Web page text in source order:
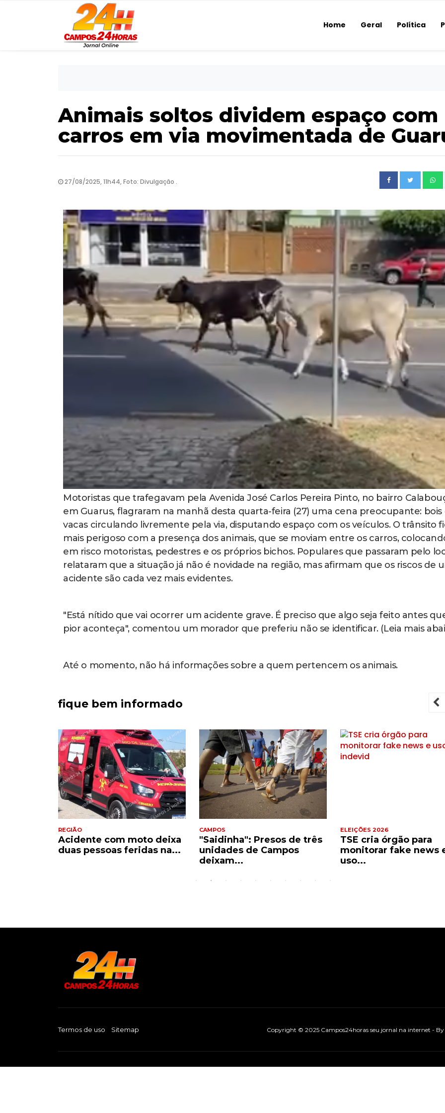
Home Geral Política
Animais soltos dividem espaço com
carros em via movimentada de
27/08/2025, 11h44, Foto: Divulgação .
Motoristas que trafegavam pela Avenida José Carlos Pereira Pinto, no bairro
em Guarus, flagraram na manhã desta quarta-feira (27) uma cena preocupante: bois
vacas circulando livremente pela via, disputando espaço com os veículos. O trânsito
mais perigoso com a presença dos animais, que se moviam entre os carros,
em risco motoristas, pedestres e os próprios bichos. Populares que passaram pelo
relataram que a situação já não é novidade na região, mas afirmam que os riscos de
acidente são cada vez mais evidentes.
"Está nítido que vai ocorrer um acidente grave. É preciso que algo seja feito antes
pior aconteça", comentou um morador que preferiu não se identificar. (Leia mais
Até o momento, não há informações sobre a quem pertencem os animais.
fique bem informado
REGIÃO
Acidente com moto deixa
duas pessoas feridas na...
CAMPOS
"Saidinha": Presos de três
unidades de Campos
deixam...
ELEIÇÕES 2026
TSE cria órgão para
monitorar fake news
uso...
Termos de uso Sitemap Copyright © 2025 Campos24horas seu jornal na internet - By